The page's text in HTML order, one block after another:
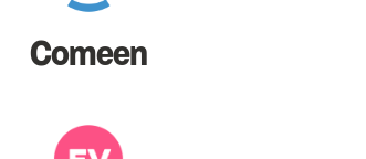
Comeen